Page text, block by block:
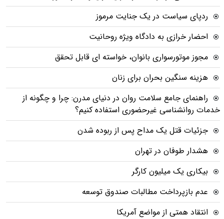
ردپای سیاست در یک جنایت مرموز
احضار خرازی به دادگاه ویژه روحانیت
مجوز موتورسواری بانوان، خواسته ای قابل تحقق
هزینه سنگین بحران برای زنان
راهنمای جامع سلامت روان در دنیای مدرن: چرا و چگونه از
خدمات روانشناسی غیرحضوری استفاده کنیم؟
جزئیات قتل یک مداح پس از ربوده شدن
هشدار طوفان در تهران
بیکاری یک میلیون کارگر
عدم بازپرداخت مطالبات صندوق توسعه
انتقاد همتی از مواضع آمریکا